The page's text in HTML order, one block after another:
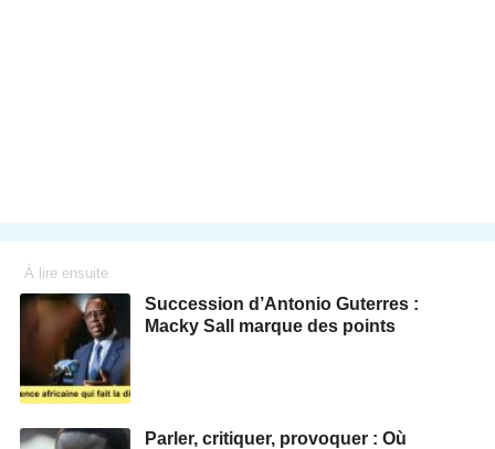
À lire ensuite
Succession d’Antonio Guterres :
Macky Sall marque des points
Parler, critiquer, provoquer : Où